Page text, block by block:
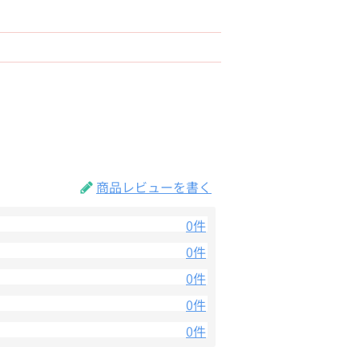
商品レビューを書く
0件
0件
0件
0件
0件